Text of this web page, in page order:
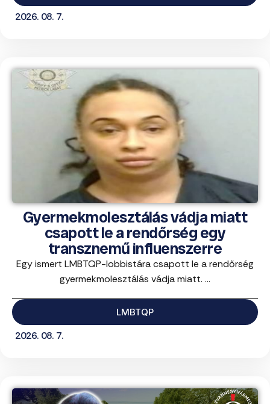
2026. 08. 7.
Gyermekmolesztálás vádja miatt
csapott le a rendőrség egy
transznemű influenszerre
Egy ismert LMBTQP-lobbistára csapott le a rendőrség
gyermekmolesztálás vádja miatt. ...
LMBTQP
2026. 08. 7.